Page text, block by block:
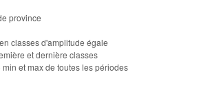
province
classes d'amplitude égale​
et dernière classes
et max de toutes les périodes